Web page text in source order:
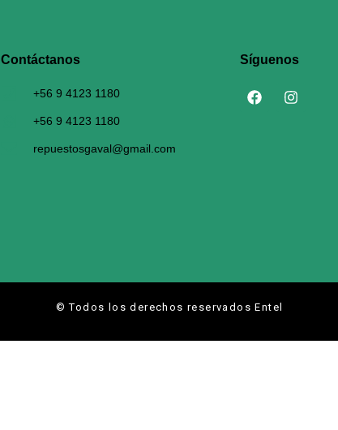
Contáctanos​
+56 9 4123 1180
+56 9 4123 1180
repuestosgaval@gmail.com
Síguenos
© Todos los derechos reservados Entel